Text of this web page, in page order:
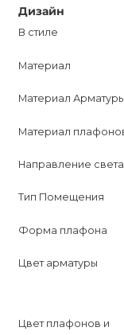
круглый плоский
своим стильным
эффектную
Дизайн
В стиле
Материал
Материал Арматуры
Материал
Направление света
Тип Помещения
Форма плафона
Цвет арматуры
Цвет плафонов и